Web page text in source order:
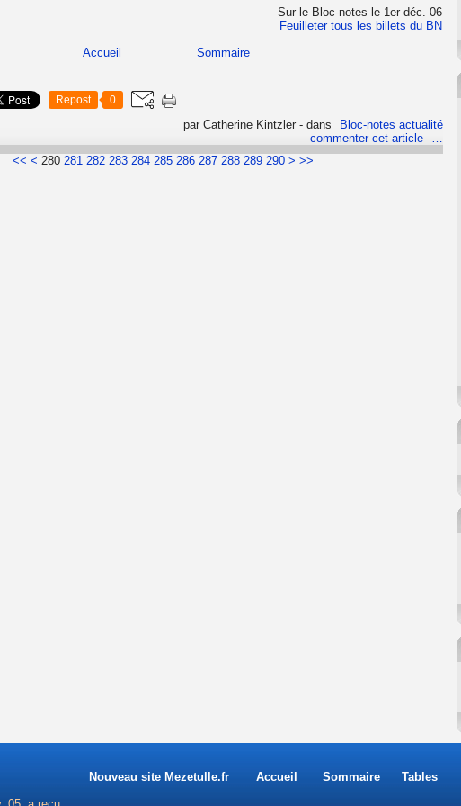
Sur le Bloc-notes le 1er déc. 06
Feuilleter tous les billets du BN
Accueil
Sommaire
Repost 0
par Catherine Kintzler -dans
Bloc-notes actualité
commenter cet article
<< < 200
210
220
230
240
250
260
270
280 281 282 283 284 285 286 287 288 289 290 300
> >>
Nouveau site Mezetulle.fr Accueil Sommaire Tables